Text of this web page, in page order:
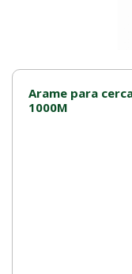
Arame para
1000M